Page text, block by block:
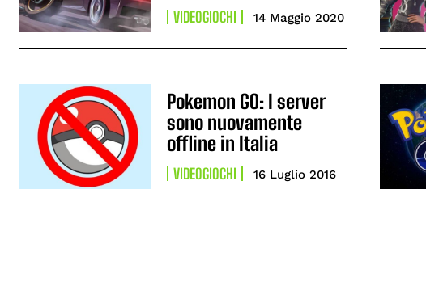
VIDEOGIOCHI 14 Maggio 2020
Pokemon GO: I server
sono nuovamente
offline in Italia
VIDEOGIOCHI 16 Luglio 2016